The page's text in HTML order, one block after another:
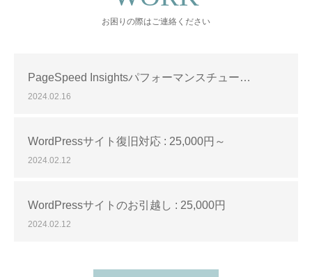
お困りの際はご連絡ください
PageSpeed Insightsパフォーマンスチュー…
2024.02.16
WordPressサイト復旧対応 : 25,000円～
2024.02.12
WordPressサイトのお引越し : 25,000円
2024.02.12